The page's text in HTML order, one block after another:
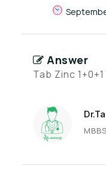
Answer
Tab Zinc